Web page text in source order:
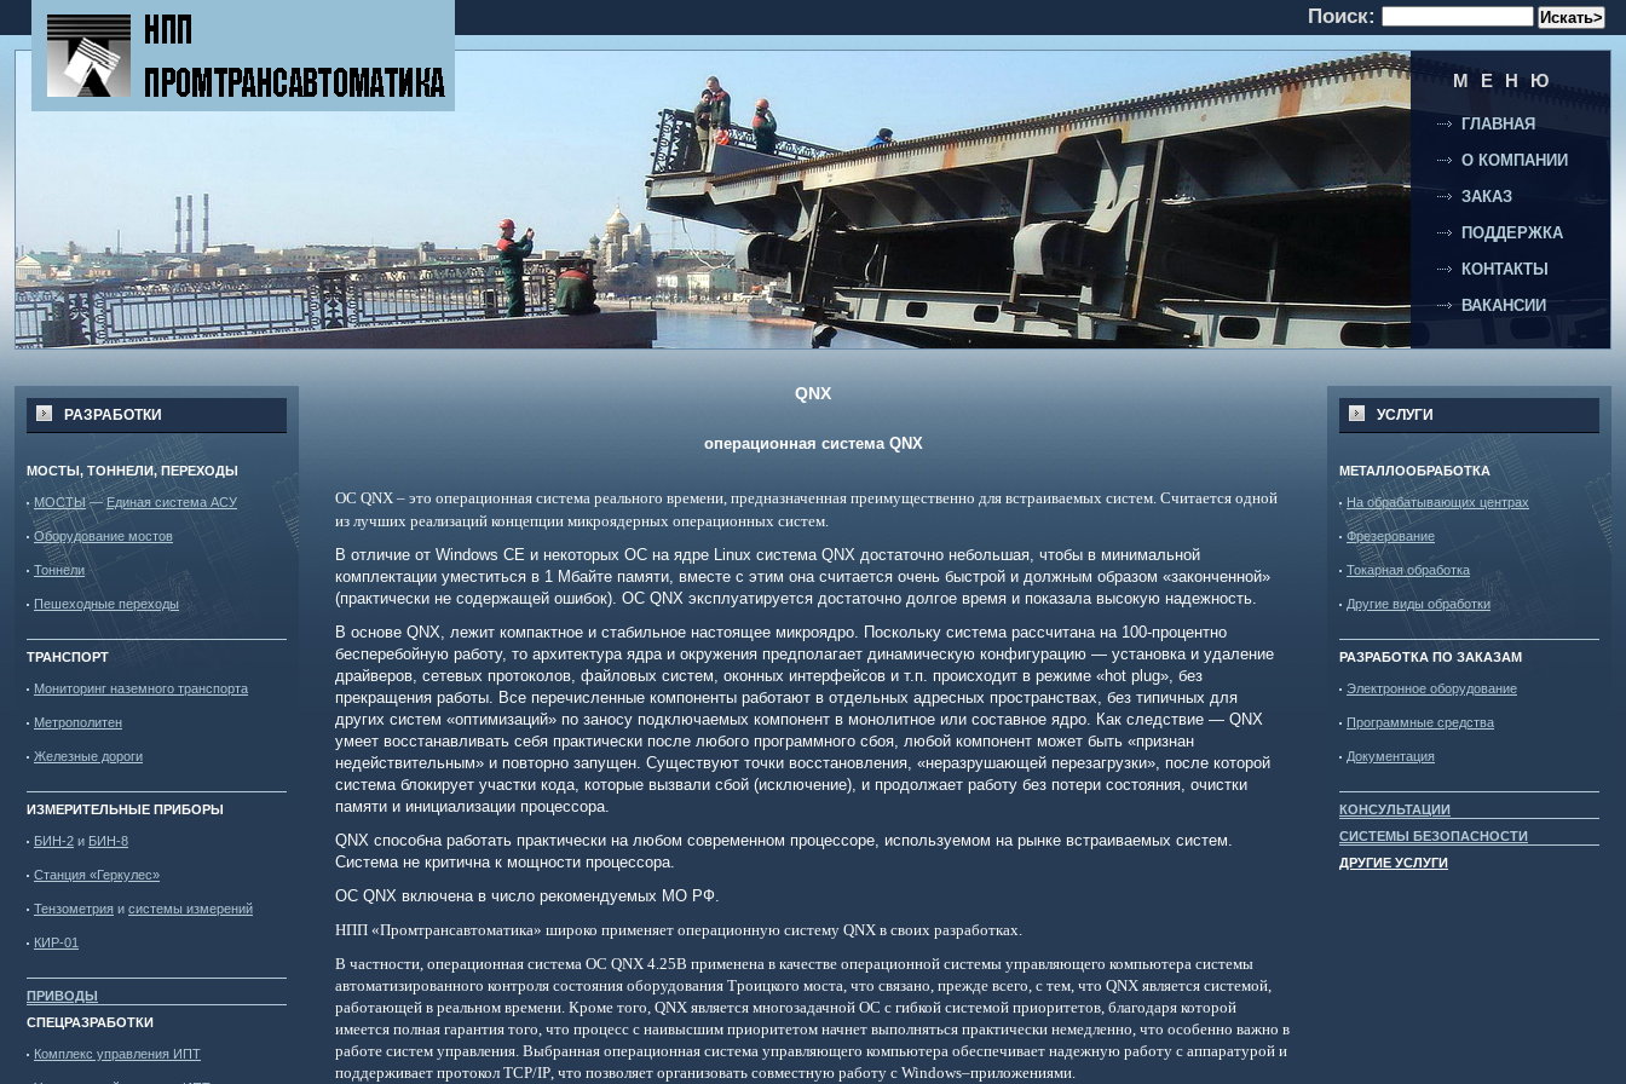
Поиск:
МЕНЮ
ГЛАВНАЯ
О КОМПАНИИ
ЗАКАЗ
ПОДДЕРЖКА
КОНТАКТЫ
ВАКАНСИИ
РАЗРАБОТКИ
МОСТЫ, ТОННЕЛИ, ПЕРЕХОДЫ
МОСТЫ—Единая система АСУ
Оборудование мостов
Тоннели
Пешеходные переходы
ТРАНСПОРТ
Мониторинг наземного транспорта
Метрополитен
Железные дороги
ИЗМЕРИТЕЛЬНЫЕ ПРИБОРЫ
БИН-2 и БИН-8
Станция «Геркулес»
Тензометрия и системы измерений
КИР-01
ПРИВОДЫ
СПЕЦРАЗРАБОТКИ
Комплекс управления ИПТ
QNX
операционная система QNX
ОС QNX – это операционная система реального времени, предназначенная преимущественно для встраиваемых систем. Считается одной
из лучших реализаций концепции микроядерных операционных систем.
В отличие от Windows CE и некоторых ОС на ядре Linux система QNX достаточно небольшая, чтобы в минимальной
комплектации уместиться в 1 Мбайте памяти, вместе с этим она считается очень быстрой и должным образом «законченной»
(практически не содержащей ошибок). ОС QNX эксплуатируется достаточно долгое время и показала высокую надежность.
В основе QNX, лежит компактное и стабильное настоящее микроядро. Поскольку система рассчитана на 100-процентно
бесперебойную работу, то архитектура ядра и окружения предполагает динамическую конфигурацию — установка и удаление
драйверов, сетевых протоколов, файловых систем, оконных интерфейсов и т.п. происходит в режиме «hot plug», без
прекращения работы. Все перечисленные компоненты работают в отдельных адресных пространствах, без типичных для
других систем «оптимизаций» по заносу подключаемых компонент в монолитное или составное ядро. Как следствие — QNX
умеет восстанавливать себя практически после любого программного сбоя, любой компонент может быть «признан
недействительным» и повторно запущен. Существуют точки восстановления, «неразрушающей перезагрузки», после которой
система блокирует участки кода, которые вызвали сбой (исключение), и продолжает работу без потери состояния, очистки
памяти и инициализации процессора.
QNX способна работать практически на любом современном процессоре, используемом на рынке встраиваемых систем.
Система не критична к мощности процессора.
ОС QNX включена в число рекомендуемых МО РФ.
НПП «Промтрансавтоматика» широко применяет операционную систему QNX в своих разработках.
В частности, операционная система OC QNX 4.25В применена в качестве операционной системы управляющего компьютера системы
автоматизированного контроля состояния оборудования Троицкого моста, что связано, прежде всего, с тем, что QNX является системой,
работающей в реальном времени. Кроме того, QNX является многозадачной OC с гибкой системой приоритетов, благодаря которой
имеется полная гарантия того, что процесс с наивысшим приоритетом начнет выполняться практически немедленно, что особенно важно в
работе систем управления. Выбранная операционная система управляющего компьютера обеспечивает надежную работу с аппаратурой и
поддерживает протокол TCP/IP, что позволяет организовать совместную работу с Windows–приложениями.
УСЛУГИ
МЕТАЛЛООБРАБОТКА
На обрабатывающих центрах
Фрезерование
Токарная обработка
Другие виды обработки
РАЗРАБОТКА ПО ЗАКАЗАМ
Электронное оборудование
Программные средства
Документация
КОНСУЛЬТАЦИИ
СИСТЕМЫ БЕЗОПАСНОСТИ
ДРУГИЕ УСЛУГИ